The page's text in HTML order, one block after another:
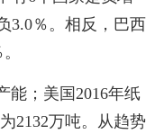
3.0％。相反，巴西
能；美国2016年纸
2132万吨。从趋势